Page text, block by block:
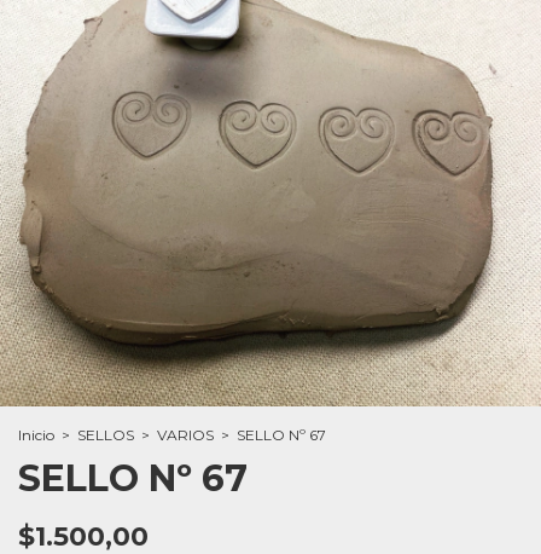
Inicio > SELLOS > VARIOS > SELLO Nº 67
SELLO Nº 67
$1.500,00